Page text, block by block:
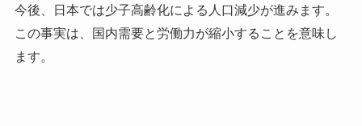
今後、日本では少子高齢化による人口減少が進みます。
この事実は、国内需要と労働力が縮小することを意味し
ます。